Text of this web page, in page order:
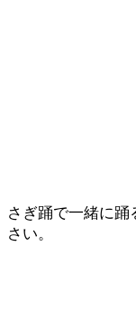
さぎ踊で一緒に
さい。